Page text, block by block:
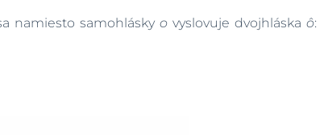
namiesto samohláskyo vyslovuje dvojhláska ô: